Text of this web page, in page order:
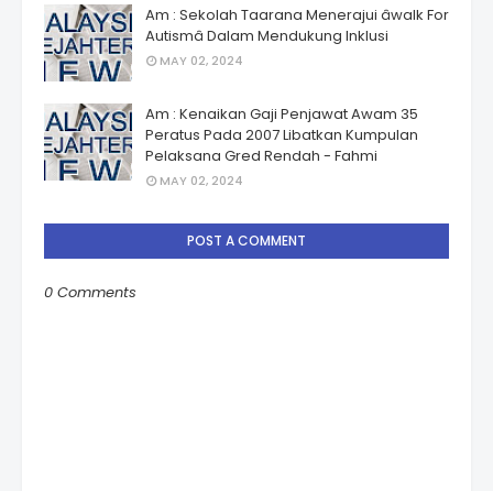
Am : Sekolah Taarana Menerajui âwalk For
Autismâ Dalam Mendukung Inklusi
MAY 02, 2024
Am : Kenaikan Gaji Penjawat Awam 35
Peratus Pada 2007 Libatkan Kumpulan
Pelaksana Gred Rendah - Fahmi
MAY 02, 2024
POST A COMMENT
0 Comments